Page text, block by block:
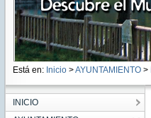
Está en: Inicio >AYUNTAMIENTO>
INICIO